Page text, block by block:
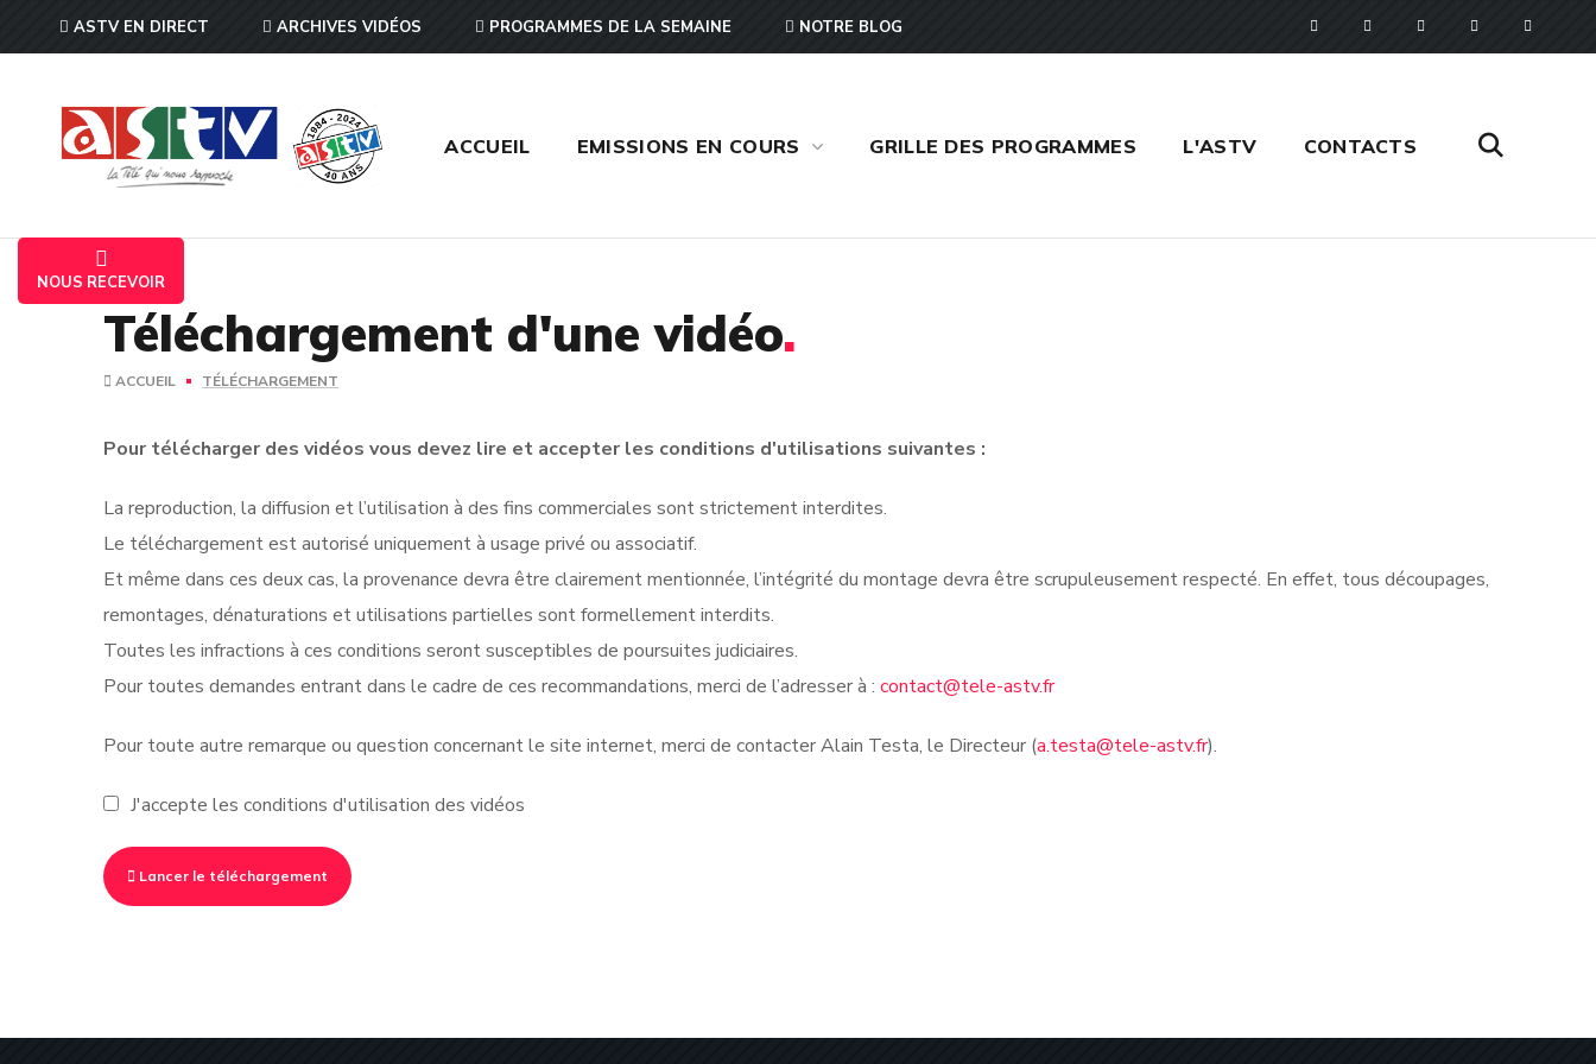
ASTV EN DIRECT ARCHIVES VIDÉOS PROGRAMMES DE LA SEMAINE NOTRE BLOG
ACCUEIL EMISSIONS EN COURS GRILLE DES PROGRAMMES L'ASTV CONTACTS
NOUS RECEVOIR
Téléchargement d'une vidéo.
ACCUEIL TÉLÉCHARGEMENT
Pour télécharger des vidéos vous devez lire et accepter les conditions d'utilisations suivantes :
La reproduction, la diffusion et l’utilisation à des fins commerciales sont strictement interdites.
Le téléchargement est autorisé uniquement à usage privé ou associatif.
Et même dans ces deux cas, la provenance devra être clairement mentionnée, l’intégrité du montage devra être scrupuleusement respecté. En effet, tous découpages,
remontages, dénaturations et utilisations partielles sont formellement interdits.
Toutes les infractions à ces conditions seront susceptibles de poursuites judiciaires.
Pour toutes demandes entrant dans le cadre de ces recommandations, merci de l’adresser à : contact@tele-astv.fr
Pour toute autre remarque ou question concernant le site internet, merci de contacter Alain Testa, le Directeur (a.testa@tele-astv.fr).
J'accepte les conditions d'utilisation des vidéos
Lancer le téléchargement